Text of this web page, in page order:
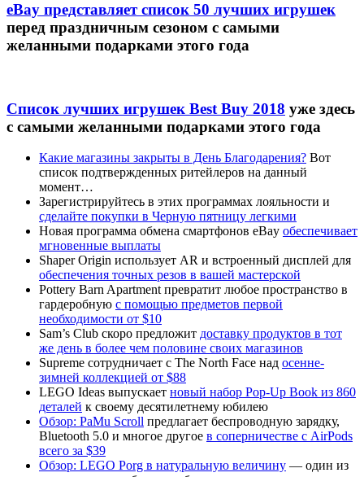
eBay представляет список 50 лучших игрушек
перед праздничным сезоном с самыми
желанными подарками этого года
Список лучших игрушек Best Buy 2018 уже здесь
с самыми желанными подарками этого года
Какие магазины закрыты в День Благодарения? Вот
список подтвержденных ритейлеров на данный
момент…
Зарегистрируйтесь в этих программах лояльности и
сделайте покупки в Черную пятницу легкими
Новая программа обмена смартфонов eBay обеспечивает
мгновенные выплаты
Shaper Origin использует AR и встроенный дисплей для
обеспечения точных резов в вашей мастерской
Pottery Barn Apartment превратит любое пространство в
гардеробную с помощью предметов первой
необходимости от $10
Sam’s Club скоро предложит доставку продуктов в тот
же день в более чем половине своих магазинов
Supreme сотрудничает с The North Face над осенне-
зимней коллекцией от $88
LEGO Ideas выпускает новый набор Pop-Up Book из 860
деталей к своему десятилетнему юбилею
Обзор: PaMu Scroll предлагает беспроводную зарядку,
Bluetooth 5.0 и многое другое в соперничестве с AirPods
всего за $39
Обзор: LEGO Porg в натуральную величину — один из